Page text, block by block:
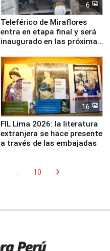
6
Teleférico de Miraflores
entra en etapa final y será
inaugurado en las próximas
16
FIL Lima 2026: la literatura
extranjera se hace presente
a través de las embajadas
10 chevron_right